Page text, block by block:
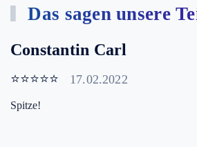
Das sagen unsere
Constantin Carl
⭐⭐⭐⭐⭐ 17.02.2022
Spitze!